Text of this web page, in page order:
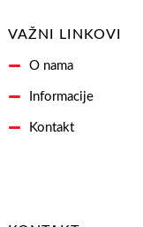
VAŽNI LINKOVI
O nama
Informacije
Kontakt